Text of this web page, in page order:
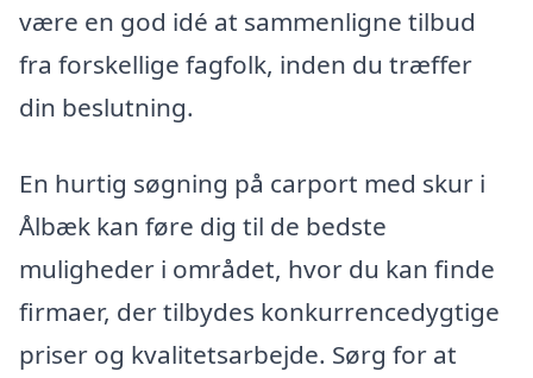
være en god idé at sammenligne tilbud
fra forskellige fagfolk, inden du træffer
din beslutning.
En hurtig søgning på carport med skur i
Ålbæk kan føre dig til de bedste
muligheder i området, hvor du kan finde
firmaer, der tilbydes konkurrencedygtige
priser og kvalitetsarbejde. Sørg for at